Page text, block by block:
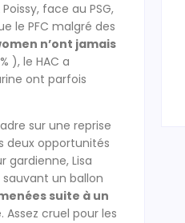
face au PSG,
le PFC malgré des
n’ont jamais
), le HAC a
ont parfois
sur une reprise
deux opportunités
gardienne, Lisa
sauvant un ballon
suite à un
cruel pour les